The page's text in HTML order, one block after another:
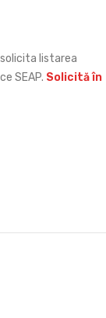
listarea
SEAP. Solicită în